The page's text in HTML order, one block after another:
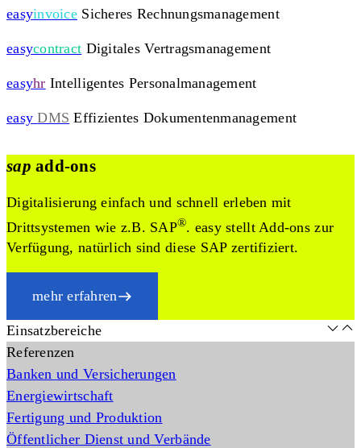
easyinvoice Sicheres Rechnungsmanagement
easycontract Digitales Vertragsmanagement
easyhr Intelligentes Personalmanagement
easy DMS Effizientes Dokumentenmanagement
sap add-ons
Digitalisierung einfach und schnell erleben mit
Drittsystemen wie z.B. SAP®. easy stellt Add-ons zur
Verfügung, natürlich sind diese SAP zertifiziert.
mehr erfahren
Einsatzbereiche
Referenzen
Banken und Versicherungen
Energiewirtschaft
Fertigung und Produktion
Öffentlicher Dienst und Verbände